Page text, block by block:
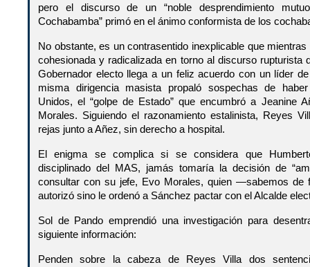
pero el discurso de un “noble desprendimiento
Cochabamba” primó en el ánimo conformista de los
No obstante, es un contrasentido inexplicable que
cohesionada y radicalizada en torno al discurso rupturista
Gobernador electo llega a un feliz acuerdo con un líder
misma dirigencia masista propaló sospechas de
Unidos, el “golpe de Estado” que encumbró a Jeanine
Morales. Siguiendo el razonamiento estalinista, Reyes
rejas junto a Añez, sin derecho a hospital.
El enigma se complica si se considera que
disciplinado del MAS, jamás tomaría la decisión de
consultar con su jefe, Evo Morales, quien —sabemos de
autorizó sino le ordenó a Sánchez pactar con el Alcalde
Sol de Pando emprendió una investigación para
siguiente información:
Penden sobre la cabeza de Reyes Villa dos